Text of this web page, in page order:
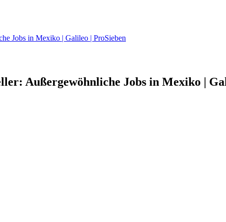
Jobs in Mexiko | Galileo | ProSieben
Außergewöhnliche Jobs in Mexiko |